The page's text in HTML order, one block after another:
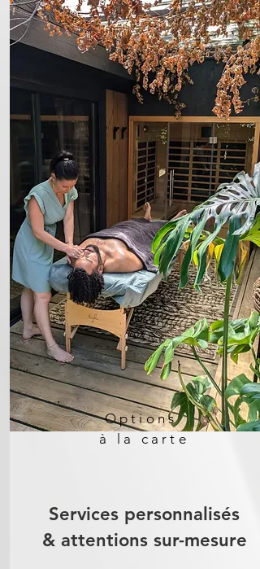
Options
à la carte
Services personnalisés
& attentions sur-mesure